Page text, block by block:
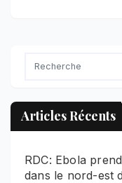
Articles Récents
RDC: Ebola
dans le nord-est